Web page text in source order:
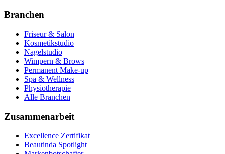
Branchen
Friseur & Salon
Kosmetikstudio
Nagelstudio
Wimpern & Brows
Permanent Make-up
Spa & Wellness
Physiotherapie
Alle Branchen
Zusammenarbeit
Excellence Zertifikat
Beautinda Spotlight